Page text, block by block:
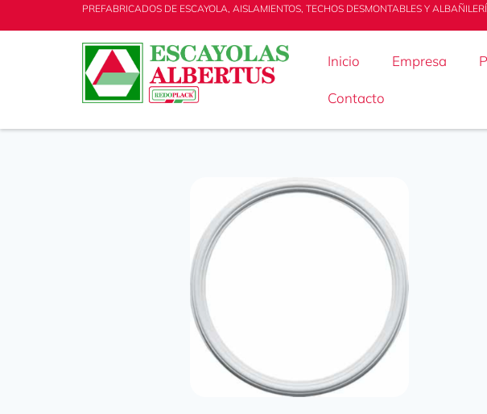
PREFABRICADOS DE ESCAYOLA, AISLAMIENTOS, TECHOS DESMONTABLES Y
Inicio Empresa
Contacto